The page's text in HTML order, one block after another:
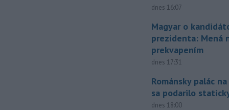
dnes 16:07
Magyar o
prezidenta: Mená
prekvapením
dnes 17:31
Románsky palác
sa podarilo
dnes 18:00